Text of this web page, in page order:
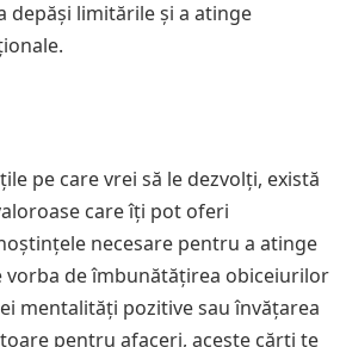
depăși limitările și a atinge
pe care vrei să le dezvolți, există
care îți pot oferi
necesare pentru a atinge
vorba de îmbunătățirea obiceiurilor
mentalități pozitive sau învățarea
pentru afaceri, aceste cărți te